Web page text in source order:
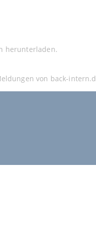
herunterladen.
von back-